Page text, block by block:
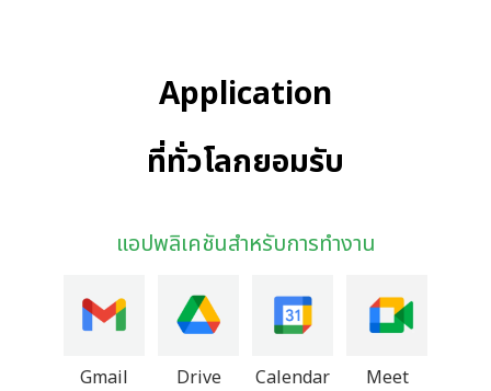
Application
ที่ทั่วโลกยอมรับ
แอปพลิเคชันสำหรับการทำงาน
Gmail Drive Calendar Meet